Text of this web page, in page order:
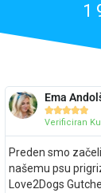
1
Ema

Verificiran
Preden smo
našemu psu
Love2Dogs